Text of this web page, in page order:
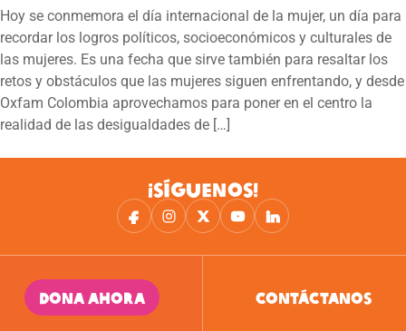
Hoy se conmemora el día internacional de la mujer, un día para
recordar los logros políticos, socioeconómicos y culturales de
las mujeres. Es una fecha que sirve también para resaltar los
retos y obstáculos que las mujeres siguen enfrentando, y desde
Oxfam Colombia aprovechamos para poner en el centro la
realidad de las desigualdades de […]
¡SÍGUENOS!
DONA AHORA CONTÁCTANOS